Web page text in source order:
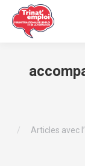
Articles avec